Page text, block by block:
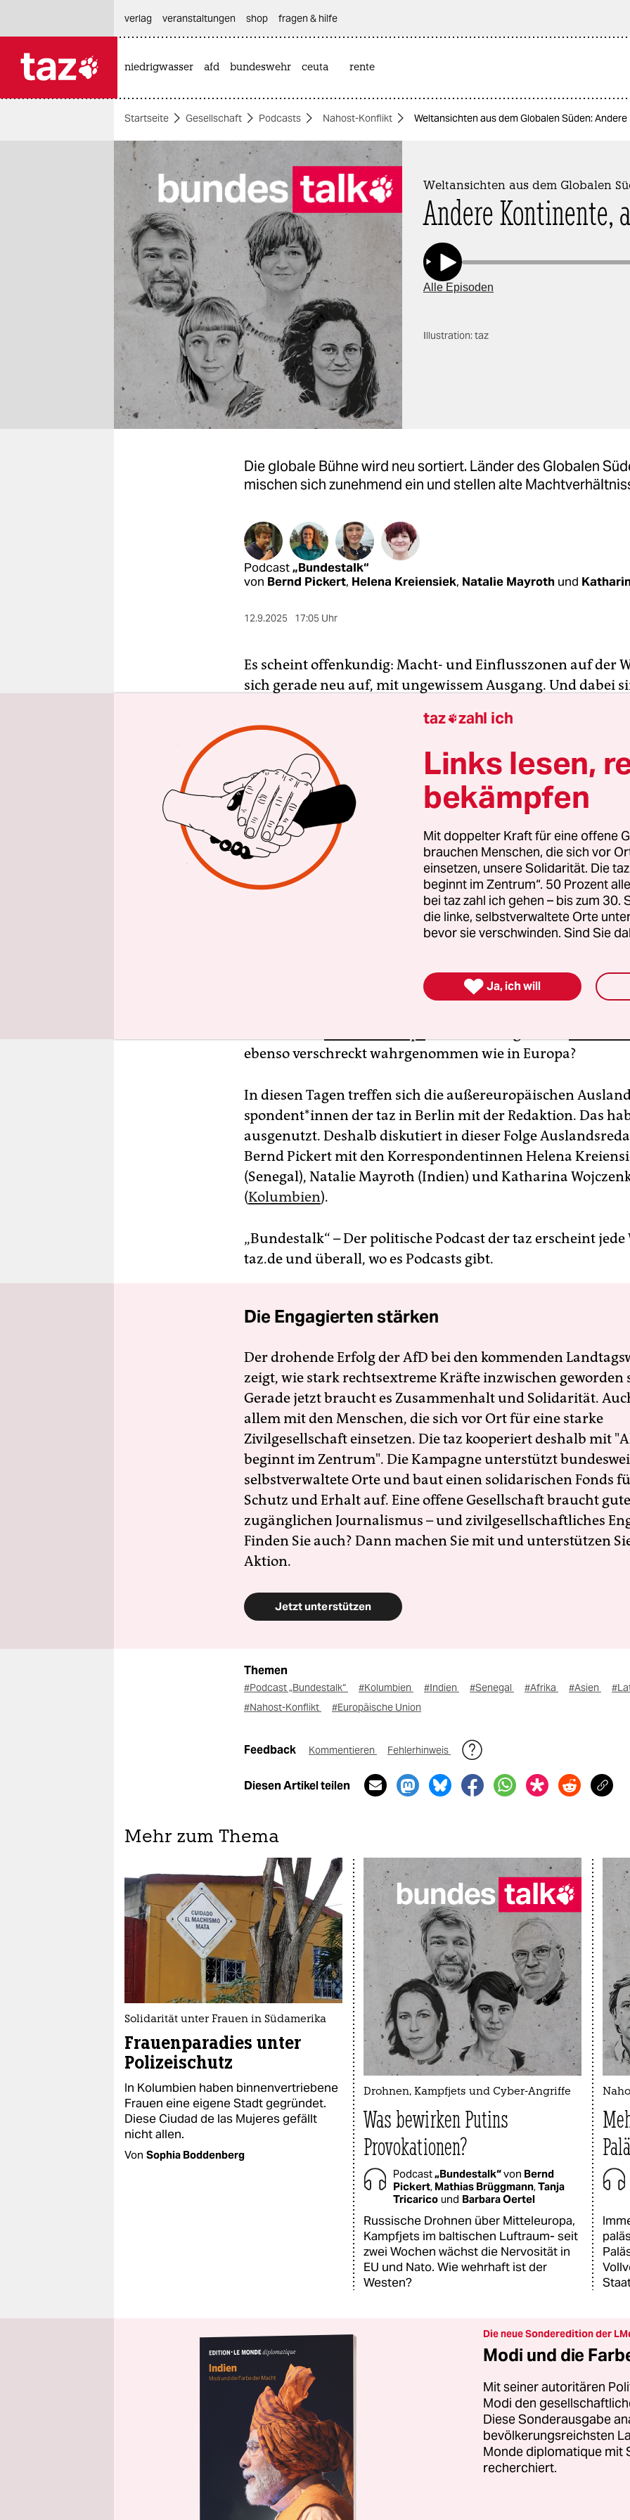
themen
politik
öko
gesellschaft
kultur
sport
nord
wahrheit
verlag
verlag
veranstaltungen shop fragen & hilfe
niedrigwasser afd bundeswehr ceuta rente
Startseite Gesellschaft Podcasts Nahost-Konflikt Weltansichten aus dem Globalen Süden:
Weltansichten aus dem Globalen
Andere Kontinente,
Illustration: taz
Die globale Bühne wird neu sortiert. Länder des Globalen
mischen sich zunehmend ein und stellen alte
Podcast„Bundestalk“
von Bernd Pickert, Helena Kreiensiek, Natalie Mayroth und
12.9.2025 17:05 Uhr
Es scheint offenkundig: Macht- und Einflusszonen auf der
sich gerade neu auf, mit ungewissem Ausgang. Und dabei
eine Rolle spielen. In den vergangenen Jahren hat der
einiges unternommen, um auf der Bühne internationaler
sichtbarer zu werden.
Ob es das Abstimmungsverhalten vieler Länder bei den UN-
Abstimmungen über den Ukrainekrieg war, G20-
Sicht auf den Gaza-Konflikt – die „westliche“ Weltsicht steht
nicht mehr als tonangebend dar.
Wie unterscheiden sich die Debatten in Afrika, Asien und
Lateinamerika vom deutschen und innereuropäischen
Süden, von denen wir hier gar nichts mitbekommen?
, welche Glaubwürdigkeit haben vom Westen
ebenso verschreckt wahrgenommen wie in Europa?
In diesen Tagen treffen sich die außereuropäischen
spon­den­t*in­nen der taz in Berlin mit der Redaktion. Das
ausgenutzt. Deshalb diskutiert in dieser Folge
Bernd Pickert mit den Korrespondentinnen Helena
(Senegal), Natalie Mayroth (Indien) und Katharina
(Kolumbien).
„Bundestalk“ – Der politische Podcast der taz erscheint jede
taz.de und überall, wo es Podcasts gibt.
Die Engagierten stärken
Der drohende Erfolg der AfD bei den kommenden
zeigt, wie stark rechtsextreme Kräfte inzwischen geworden
Gerade jetzt braucht es Zusammenhalt und Solidarität.
allem mit den Menschen, die sich vor Ort für eine starke
Zivilgesellschaft einsetzen. Die taz kooperiert deshalb mit
beginnt im Zentrum". Die Kampagne unterstützt
selbstverwaltete Orte und baut einen solidarischen Fonds
Schutz und Erhalt auf. Eine offene Gesellschaft braucht
zugänglichen Journalismus – und zivilgesellschaftliches
Finden Sie auch? Dann machen Sie mit und unterstützen
Aktion.
Jetzt unterstützen
Themen
#Podcast „Bundestalk“ #Kolumbien #Indien #Senegal #Afrika #Asien
#Nahost-Konflikt
#Europäische Union
Feedback Kommentieren Fehlerhinweis
Diesen Artikel teilen
Mehr zum Thema
Solidarität unter Frauen in Südamerika
Frauenparadies unter
Polizeischutz
In Kolumbien haben binnen­ver­triebene
Frauen eine eigene Stadt gegründet.
Diese Ciudad de las Mujeres gefällt
nicht allen.
Von Sophia Boddenberg
Drohnen, Kampfjets und Cyber-Angriffe
Was bewirken Putins
Provokationen?
Podcast„Bundestalk“von Bernd
Pickert, Mathias Brüggmann,Tanja
Tricarico und Barbara Oertel
Russische Drohnen über Mitteleuropa,
Kampfjets im baltischen Luftraum- seit
zwei Wochen wächst die Nervosität in
EU und Nato. Wie wehrhaft ist der
Westen?
Die neue Sonderedition der
Modi und die
Mit seiner autoritären
Modi den
Diese Sonderausgabe
bevölkerungsreichsten
Monde diplomatique mit
recherchiert.
taz zahl ich
Links lesen,
bekämpfen
Mit doppelter Kraft für eine offene
brauchen Menschen, die sich vor
einsetzen, unsere Solidarität. Die
beginnt im Zentrum“. 50 Prozent
bei taz zahl ich gehen – bis zum
die linke, selbstverwaltete Orte
bevor sie verschwinden. Sind Sie
 Ja, ich will